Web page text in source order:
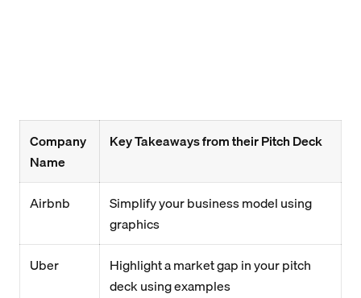
Company
Name
Key Takeaways from their Pitch Deck
Airbnb
Simplify your business model using
graphics
Uber
Highlight a market gap in your pitch
deck using examples